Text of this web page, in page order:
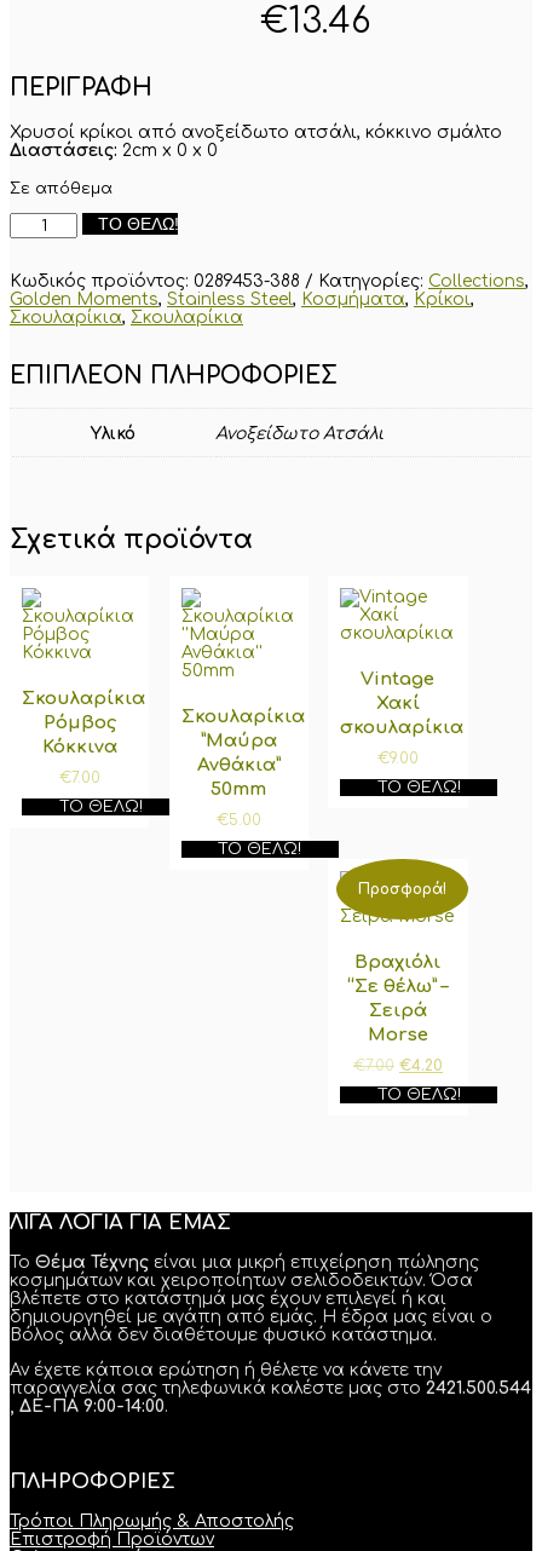
€13.46
ΠΕΡΙΓΡΑΦΗ
Χρυσοί κρίκοι από ανοξείδωτο ατσάλι, κόκκινο σμάλτο
Διαστάσεις: 2cm x 0 x 0
Σε απόθεμα
Χρυσοί
κρίκοι
ανοξείδωτο
ατσάλι,
κόκκινο
σμάλτο
ΤΟ ΘΈΛΩ!
Κωδικός προϊόντος: 0289453-388 Κατηγορίες: Collections,
Golden Moments, Stainless Steel, Κοσμήματα, Κρίκοι,
Σκουλαρίκια, Σκουλαρίκια
ΕΠΙΠΛΈΟΝ ΠΛΗΡΟΦΟΡΊΕΣ
Υλικό Ανοξείδωτο Ατσάλι
Σχετικά προϊόντα
Σκουλαρίκια
Ρόμβος
Κόκκινα
€7.00
ΤΟ ΘΈΛΩ!
Σκουλαρίκια
”Μαύρα
Ανθάκια”
50mm
€5.00
ΤΟ ΘΈΛΩ!
Vintage
Χακί
σκουλαρίκια
€9.00
ΤΟ ΘΈΛΩ!
Προσφορά!
Βραχιόλι
“Σε θέλω” –
Σειρά
Morse
€7.00 Original
was:
€4.20Η
τιμή
ΤΟ ΘΈΛΩ!
ΛΙΓΑ ΛΟΓΙΑ ΓΙΑ ΕΜΑΣ
Το Θέμα Τέχνης είναι μια μικρή επιχείρηση πώλησης
κοσμημάτων και χειροποίητων σελιδοδεικτών. Όσα
βλέπετε στο κατάστημά μας έχουν επιλεγεί ή και
δημιουργηθεί με αγάπη από εμάς. Η έδρα μας είναι ο
Βόλος αλλά δεν διαθέτουμε φυσικό κατάστημα.
Αν έχετε κάποια ερώτηση ή θέλετε να κάνετε την
παραγγελία σας τηλεφωνικά καλέστε μας στο 2421.500.544
, ΔΕ-ΠΑ 9:00-14:00.
ΠΛΗΡΟΦΟΡΙΕΣ
Τρόποι Πληρωμής & Αποστολής
Επιστροφή Προϊόντων